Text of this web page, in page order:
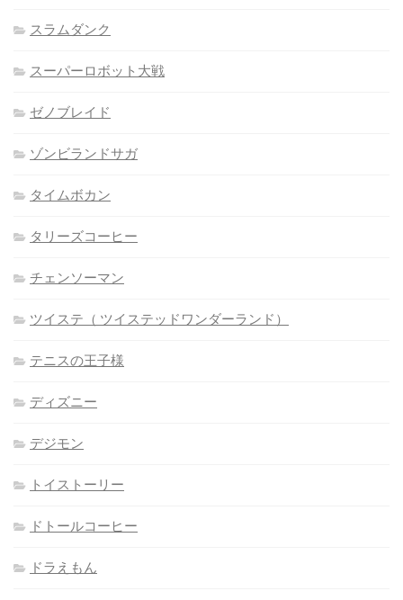
スラムダンク
スーパーロボット大戦
ゼノブレイド
ゾンビランドサガ
タイムボカン
タリーズコーヒー
チェンソーマン
ツイステ（ ツイステッドワンダーランド）
テニスの王子様
ディズニー
デジモン
トイストーリー
ドトールコーヒー
ドラえもん